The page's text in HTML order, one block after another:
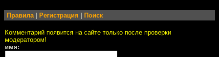
Правила | Регистрация | Поиск
Комментарий появится на сайте только после проверки
модератором!
имя: